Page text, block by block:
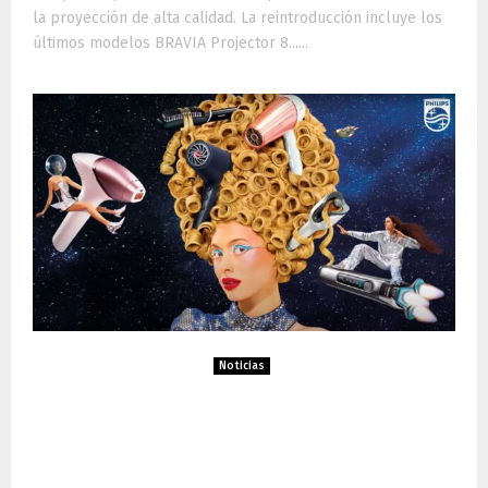
la proyección de alta calidad. La reintroducción incluye los
últimos modelos BRAVIA Projector 8......
Noticias